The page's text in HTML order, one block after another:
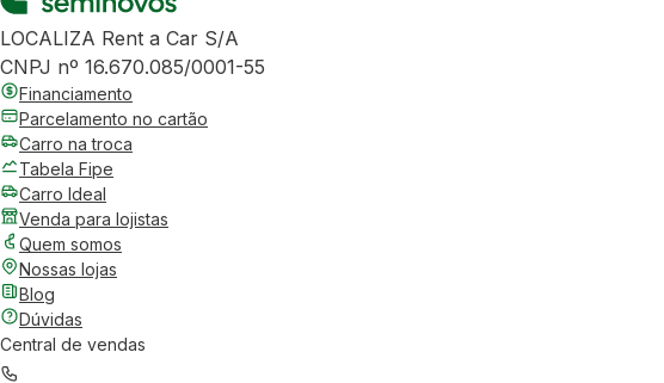
LOCALIZA Rent a Car S/A
CNPJ nº 16.670.085/0001-55
Financiamento
Parcelamento no cartão
Carro na troca
Tabela Fipe
Carro Ideal
Venda para lojistas
Quem somos
Nossas lojas
Blog
Dúvidas
Central de vendas